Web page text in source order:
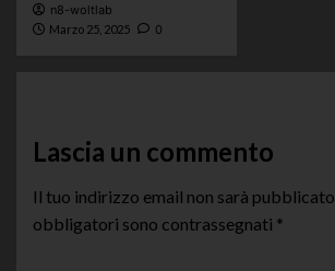
n8-woltlab
Marzo 25, 2025 0
Lascia un commento
Il tuo indirizzo email non sarà pubblicato.
obbligatori sono contrassegnati *